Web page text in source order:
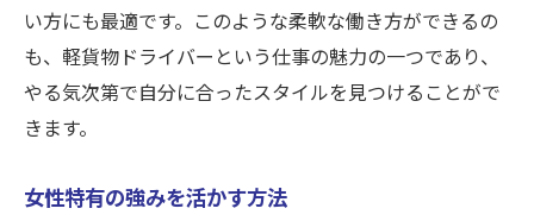
い方にも最適です。このような柔軟な働き方ができるの
も、軽貨物ドライバーという仕事の魅力の一つであり、
やる気次第で自分に合ったスタイルを見つけることがで
きます。
女性特有の強みを活かす方法